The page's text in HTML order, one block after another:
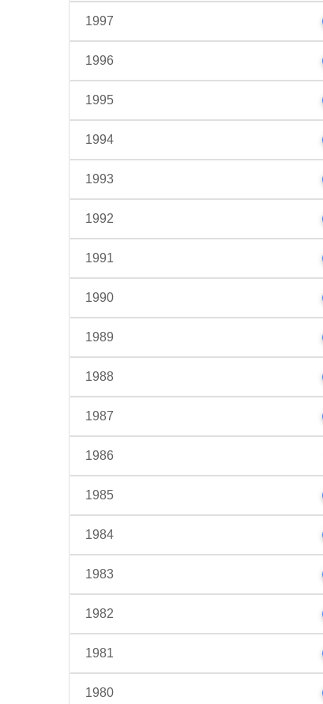
1997
1996
1995
1994
1993
1992
1991
1990
1989
1988
1987
1986
1985
1984
1983
1982
1981
1980